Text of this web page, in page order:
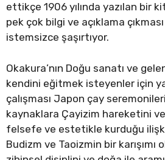
ettikçe 1906 yılında yazılan bir
pek çok bilgi ve açıklama
istemsizce şaşırtıyor.
Okakura’nın Doğu sanatı ve
kendini eğitmek isteyenler için
çalışması Japon çay
kaynaklara Çayizim hareketini
felsefe ve estetikle kurduğu
Budizm ve Taoizmin bir karışımı